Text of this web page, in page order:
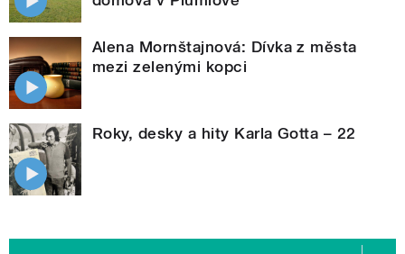
Alena Mornštajnová: Dívka z města
mezi zelenými kopci
Roky, desky a hity Karla Gotta – 22